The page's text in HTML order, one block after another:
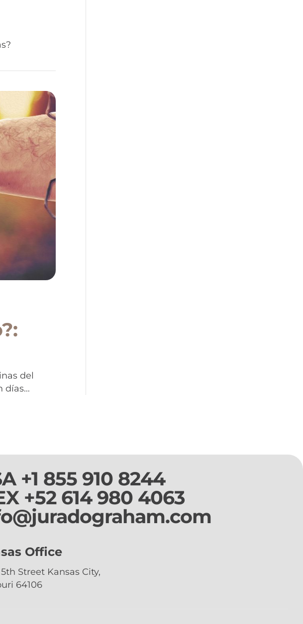
del
días
+1 855 910 8244
+52 614 980 4063
Office
5th Street Kansas City,
64106